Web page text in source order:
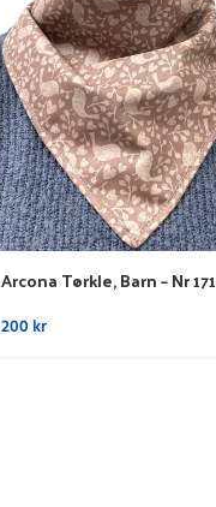
Arcona Tørkle, Barn – Nr 171
200kr